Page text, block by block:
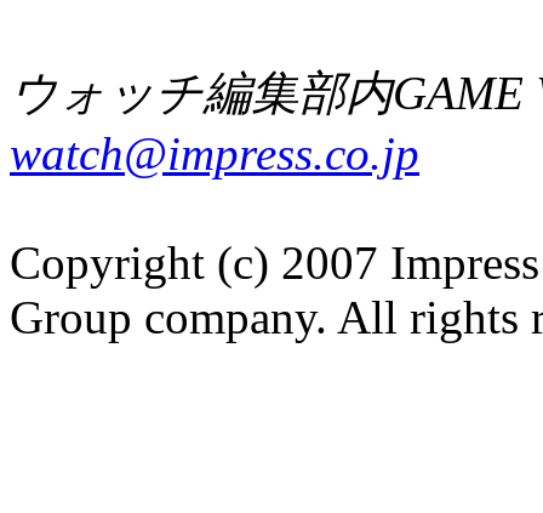
ウォッチ編集部内GAME
watch@impress.co.jp
Copyright (c) 2007
Group company. All rights